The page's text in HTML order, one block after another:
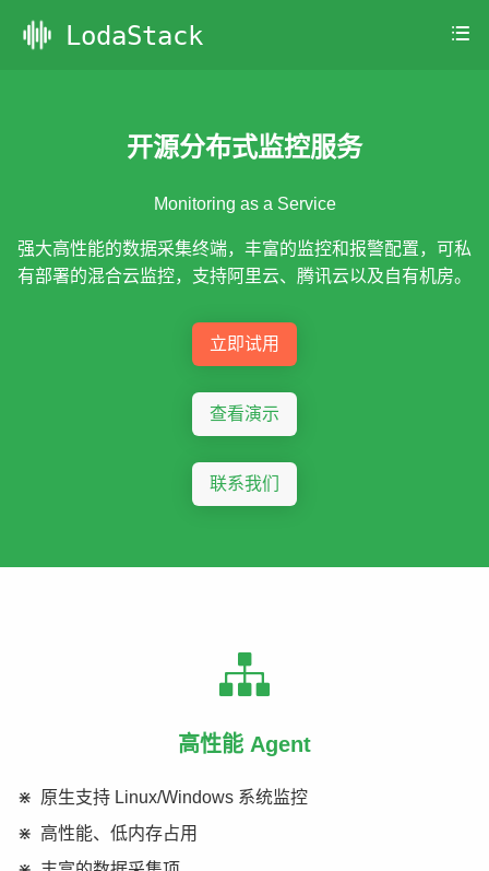
LodaStack
开源分布式监控服务
Monitoring as a Service
强大高性能的数据采集终端，丰富的监控和报警配置，可私
有部署的混合云监控，支持阿里云、腾讯云以及自有机房。
立即试用
查看演示
联系我们
高性能 Agent
原生支持 Linux/Windows 系统监控
高性能、低内存占用